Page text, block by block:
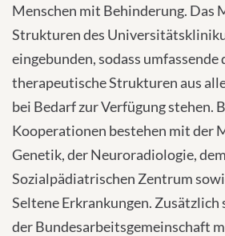
Menschen mit Behinderung. Das
Strukturen des
eingebunden, sodass
therapeutische Strukturen aus
bei Bedarf zur Verfügung stehen.
Kooperationen bestehen mit der
Genetik, der Neuroradiologie, dem
Sozialpädiatrischen Zentrum
Seltene Erkrankungen.
der Bundesarbeitsgemeinschaft